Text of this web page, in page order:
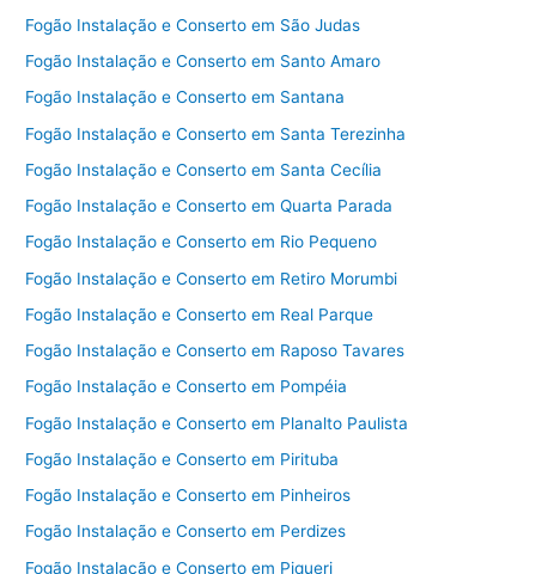
Fogão Instalação e Conserto em São Judas
Fogão Instalação e Conserto em Santo Amaro
Fogão Instalação e Conserto em Santana
Fogão Instalação e Conserto em Santa Terezinha
Fogão Instalação e Conserto em Santa Cecília
Fogão Instalação e Conserto em Quarta Parada
Fogão Instalação e Conserto em Rio Pequeno
Fogão Instalação e Conserto em Retiro Morumbi
Fogão Instalação e Conserto em Real Parque
Fogão Instalação e Conserto em Raposo Tavares
Fogão Instalação e Conserto em Pompéia
Fogão Instalação e Conserto em Planalto Paulista
Fogão Instalação e Conserto em Pirituba
Fogão Instalação e Conserto em Pinheiros
Fogão Instalação e Conserto em Perdizes
Fogão Instalação e Conserto em Piqueri